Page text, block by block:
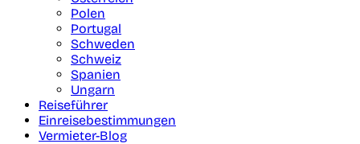
Polen
Portugal
Schweden
Schweiz
Spanien
Ungarn
Reiseführer
Einreisebestimmungen
Vermieter-Blog